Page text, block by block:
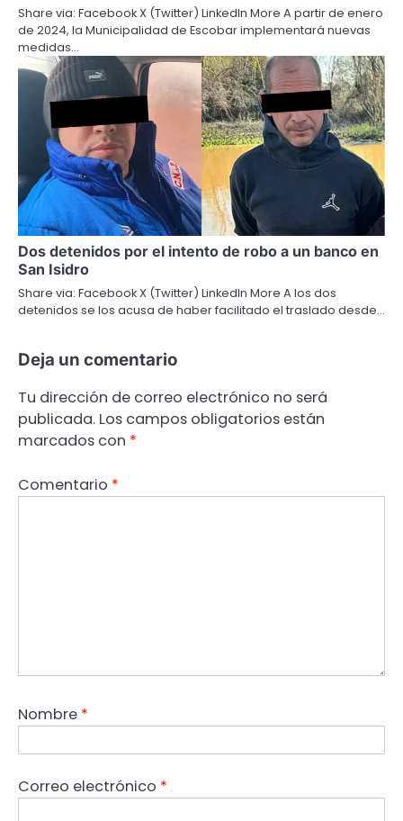
Share via: Facebook X (Twitter) LinkedIn More A partir de enero
de 2024, la Municipalidad de Escobar implementará nuevas
medidas…
Dos detenidos por el intento de robo a un banco en
San Isidro
Share via: Facebook X (Twitter) LinkedIn More A los dos
detenidos se los acusa de haber facilitado el traslado desde…
Deja un comentario
Tu dirección de correo electrónico no será
publicada. Los campos obligatorios están
marcados con *
Comentario *
Nombre *
Correo electrónico *